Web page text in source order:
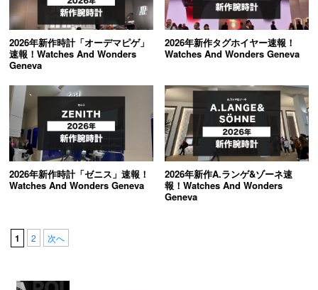
新着記事
ブランド別定価表
腕時計メンテナンス大全
人気ランキング
腕時計クイズ
動画コンテンツ
2026年新作時計「オーデマピゲ」
速報！Watches And Wonders
Geneva
2026年新作タグホイヤー速報！
Watches And Wonders Geneva
2026年新作時計「ゼニス」速報！
Watches And Wonders Geneva
2026年新作A.ランゲ&ゾーネ速
報！Watches And Wonders
Geneva
1 2 次へ